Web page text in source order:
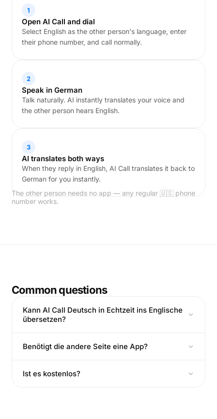
1
Open AI Call and dial
Select English as the other person's language, enter
their phone number, and call normally.
2
Speak in German
Talk naturally. AI instantly translates your voice and
the other person hears English.
3
AI translates both ways
When they reply in English, AI Call translates it back to
German for you instantly.
The other person needs no app — any regular 🇺🇸 phone
number works.
Common questions
Kann AI Call Deutsch in Echtzeit ins Englische
übersetzen?
Benötigt die andere Seite eine App?
Ist es kostenlos?